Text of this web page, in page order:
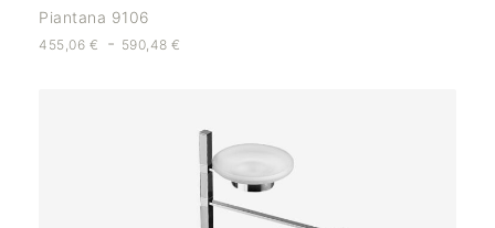
Piantana 9106
455,06 € - 590,48€